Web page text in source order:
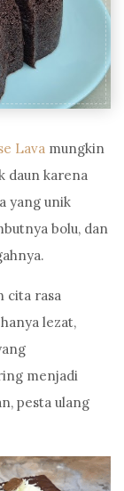
Lava mungkin
daun karena
yang unik
bolu, dan
cita rasa
lezat,
menjadi
pesta ulang